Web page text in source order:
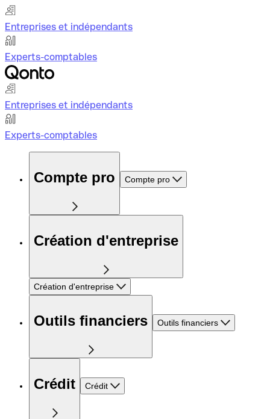
Entreprises et indépendants
Experts-comptables
Entreprises et indépendants
Experts-comptables
Compte pro Compte pro
Création d'entreprise
Création d'entreprise
Outils financiers Outils financiers
Crédit Crédit